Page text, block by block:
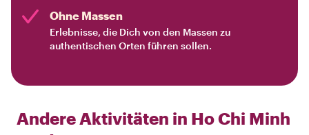
Ohne Massen
Erlebnisse, die Dich von den Massen zu
authentischen Orten führen sollen.
Andere Aktivitäten in Ho Chi Minh